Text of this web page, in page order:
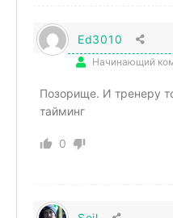
Ed3010
Начинающий
Позорище. И тренеру
тайминг
0